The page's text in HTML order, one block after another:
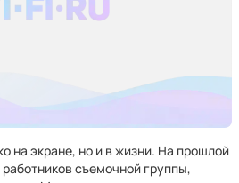
на экране, но и в жизни. На прошлой
съемочной группы,